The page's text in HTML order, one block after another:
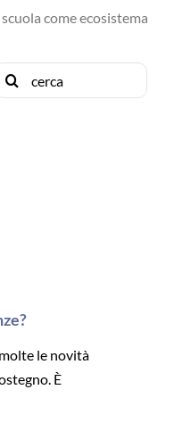
come ecosistema di futuro
le novità
È